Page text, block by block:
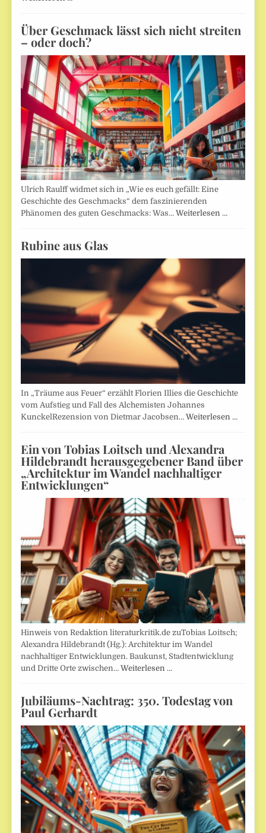
Über Geschmack lässt sich nicht streiten
– oder doch?
Ulrich Raulff widmet sich in „Wie es euch gefällt: Eine
Geschichte des Geschmacks“ dem faszinierenden
Phänomen des guten Geschmacks: Was…Weiterlesen …
Rubine aus Glas
In „Träume aus Feuer“ erzählt Florien Illies die Geschichte
vom Aufstieg und Fall des Alchemisten Johannes
KunckelRezension von Dietmar Jacobsen…Weiterlesen …
Ein von Tobias Loitsch und Alexandra
Hildebrandt herausgegebener Band über
„Architektur im Wandel nachhaltiger
Entwicklungen“
Hinweis von Redaktion literaturkritik.de zuTobias Loitsch;
Alexandra Hildebrandt (Hg.): Architektur im Wandel
nachhaltiger Entwicklungen. Baukunst, Stadtentwicklung
und Dritte Orte zwischen…Weiterlesen …
Jubiläums-Nachtrag: 350. Todestag von
Paul Gerhardt